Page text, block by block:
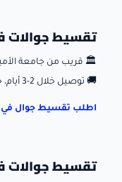
تقسيط جوالات
🏛️ قريب من جامعة
🚚 توصيل خلال 2-3 أيام، خدمة 7 أيام بالأسبوع.
اطلب تقسيط جوال في
تقسيط جوالات